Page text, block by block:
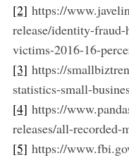
[2] https://
release/identity-
victims-2016-16-
[3] https://
statistics-small-
[4] https://
releases/all-recorded-
[5] https://